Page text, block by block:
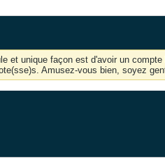
et unique façon est d'avoir un
Amusez-vous bien, soyez